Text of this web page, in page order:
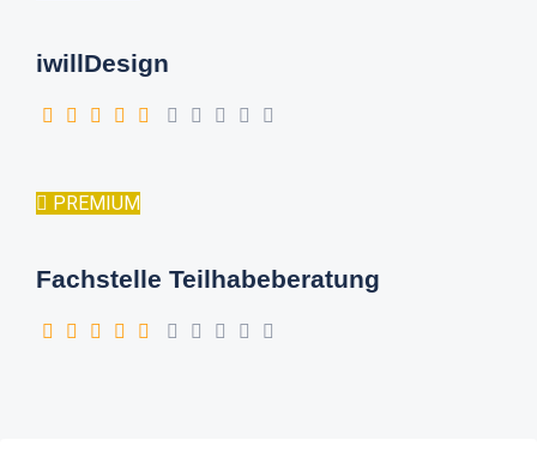
iwillDesign
PREMIUM
Fachstelle Teilhabeberatung